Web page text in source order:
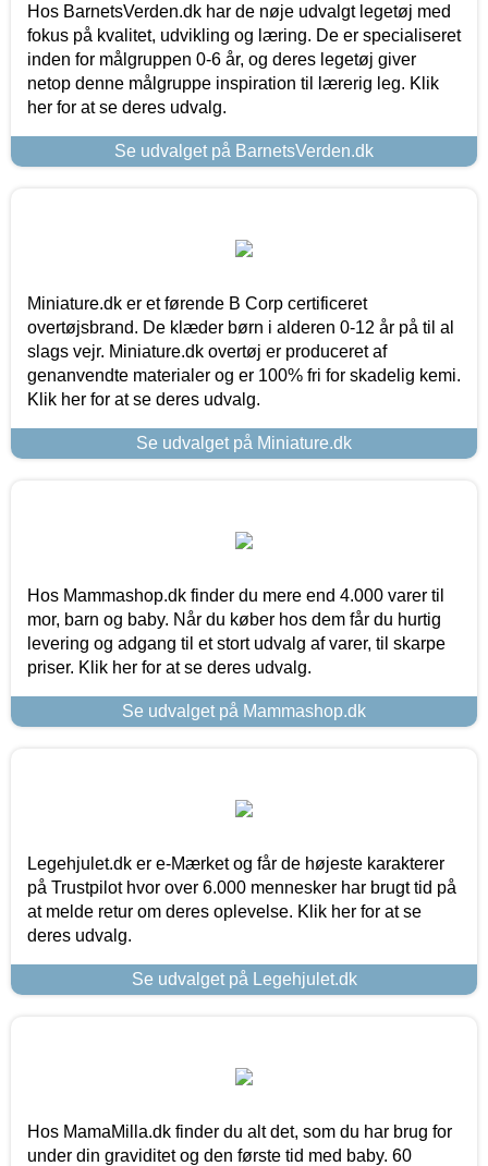
Hos BarnetsVerden.dk har de nøje udvalgt legetøj med
fokus på kvalitet, udvikling og læring. De er specialiseret
inden for målgruppen 0-6 år, og deres legetøj giver
netop denne målgruppe inspiration til lærerig leg. Klik
her for at se deres udvalg.
Se udvalget på BarnetsVerden.dk
Miniature.dk er et førende B Corp certificeret
overtøjsbrand. De klæder børn i alderen 0-12 år på til al
slags vejr. Miniature.dk overtøj er produceret af
genanvendte materialer og er 100% fri for skadelig kemi.
Klik her for at se deres udvalg.
Se udvalget på Miniature.dk
Hos Mammashop.dk finder du mere end 4.000 varer til
mor, barn og baby. Når du køber hos dem får du hurtig
levering og adgang til et stort udvalg af varer, til skarpe
priser. Klik her for at se deres udvalg.
Se udvalget på Mammashop.dk
Legehjulet.dk er e-Mærket og får de højeste karakterer
på Trustpilot hvor over 6.000 mennesker har brugt tid på
at melde retur om deres oplevelse. Klik her for at se
deres udvalg.
Se udvalget på Legehjulet.dk
Hos MamaMilla.dk finder du alt det, som du har brug for
under din graviditet og den første tid med baby. 60